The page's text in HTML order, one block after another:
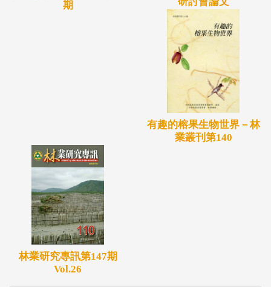
期
有趣的榕果生物世界－林
業叢刊第140
林業研究專訊第147期
Vol.26